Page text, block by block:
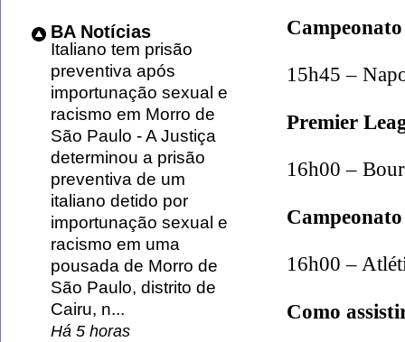
15h45 –
Premier
16h00 –
16h00 –
Como
BA Notícias
Italiano tem prisão
preventiva após
importunação sexual e
racismo em Morro de
São Paulo -A Justiça
determinou a prisão
preventiva de um
italiano detido por
importunação sexual e
racismo em uma
pousada de Morro de
São Paulo, distrito de
Cairu, n...
Há 5 horas